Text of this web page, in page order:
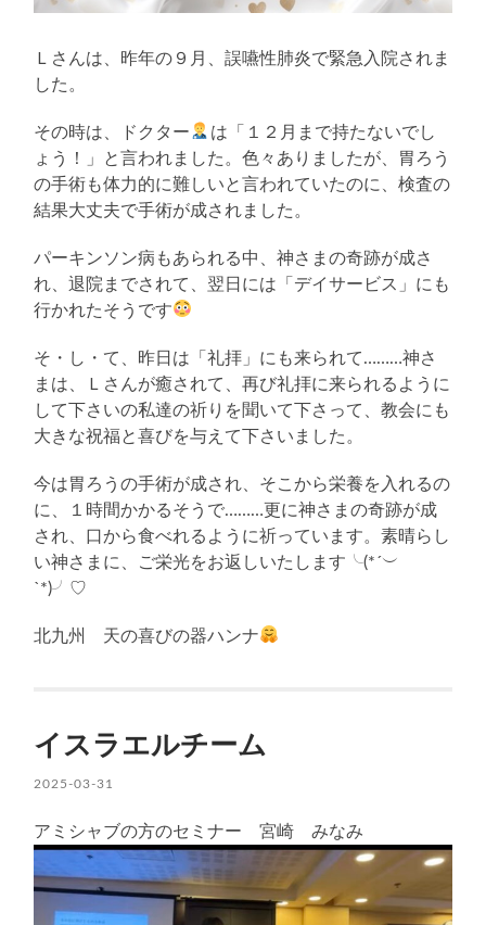
Ｌさんは、昨年の９月、誤嚥性肺炎で緊急入院されま
した。
その時は、ドクター
は「１２月まで持たないでし
ょう！」と言われました。色々ありましたが、胃ろう
の手術も体力的に難しいと言われていたのに、検査の
結果大丈夫で手術が成されました。
パーキンソン病もあられる中、神さまの奇跡が成さ
れ、退院までされて、翌日には「デイサービス」にも
行かれたそうです
そ・し・て、昨日は「礼拝」にも来られて………神さ
まは、Ｌさんが癒されて、再び礼拝に来られるように
して下さいの私達の祈りを聞いて下さって、教会にも
大きな祝福と喜びを与えて下さいました。
今は胃ろうの手術が成され、そこから栄養を入れるの
に、１時間かかるそうで………更に神さまの奇跡が成
され、口から食べれるように祈っています。素晴らし
い神さまに、ご栄光をお返しいたします╰(*´︶
`*)╯♡
北九州 天の喜びの器ハンナ
イスラエルチーム
2025-03-31
アミシャブの方のセミナー 宮崎 みなみ